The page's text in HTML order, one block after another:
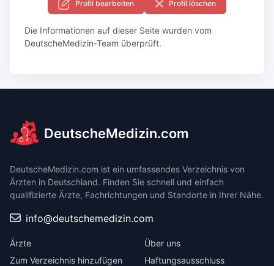
Profil bearbeiten Profil löschen
Die Informationen auf dieser Seite wurden vom
DeutscheMedizin-Team überprüft.
DeutscheMedizin.com
DeutscheMedizin.com ist ein umfassendes Verzeichnis von
Ärzten in Deutschland. Finden Sie schnell und einfach
qualifizierte Ärzte, Fachrichtungen und Standorte in Ihrer Nähe.
info@deutschemedizin.com
Ärzte
Zum Verzeichnis hinzufügen
Über uns
Haftungsausschluss